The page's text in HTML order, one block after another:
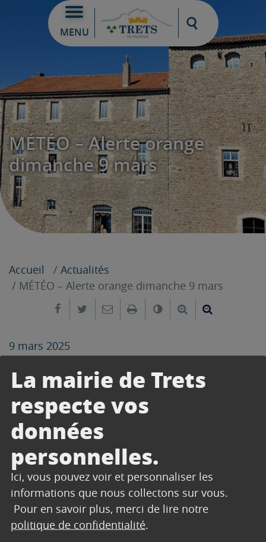
La mairie de Trets
respecte vos
données
personnelles.
Ici, vous pouvez voir et personnaliser les
informations que nous collectons sur vous.
Pour en savoir plus, merci de lire notre
politique de confidentialité.
MENU
Moteur de
MÉTÉO – Alerte orange
dimanche 9 mars
Accueil
Actualités
MÉTÉO – Alerte orange dimanche 9 mars
Partager sur Facebook
Partager sur Twitter
Envoyer par e-mail
ImprimerChanger leAgrandir le
9 mars 2025
département en vigilance orange pour le
paramètre vent à compter du dimanche 9 mars
2025 à 10h00.
Par ailleurs, en complément du phénomène
venteux, vient s’ajouter un risque d’inondation
avec les pluies qui arrivent sur le département
sur les communes de l’Est du département, à
savoir :Puyloubier, Trets, St Zacharie,, Auriol,
Roquevaire, Gémenos, Cuges les Pins, Roquefort
la Bédoule et La Ciotat.